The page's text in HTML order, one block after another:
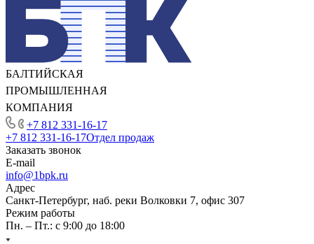
БАЛТИЙСКАЯ
ПРОМЫШЛЕННАЯ
КОМПАНИЯ
+7 812 331-16-17
+7 812 331-16-17Отдел продаж
Заказать звонок
E-mail
info@1bpk.ru
Адрес
Санкт-Петербург, наб. реки Волковки 7, офис 307
Режим работы
Пн. – Пт.: с 9:00 до 18:00